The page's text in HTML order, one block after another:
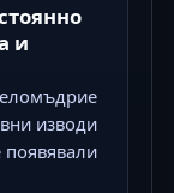
и
изводи
появявали